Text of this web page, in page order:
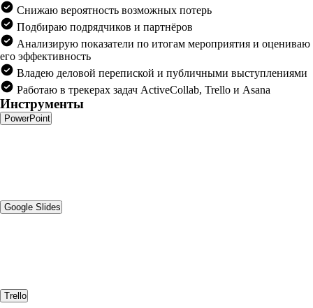
Снижаю вероятность возможных потерь
Подбираю подрядчиков и партнёров
Анализирую показатели по итогам мероприятия и оцениваю
его эффективность
Владею деловой перепиской и публичными выступлениями
Работаю в трекерах задач ActiveCollab, Trello и Asana
Инструменты
PowerPoint
Google Slides
Trello